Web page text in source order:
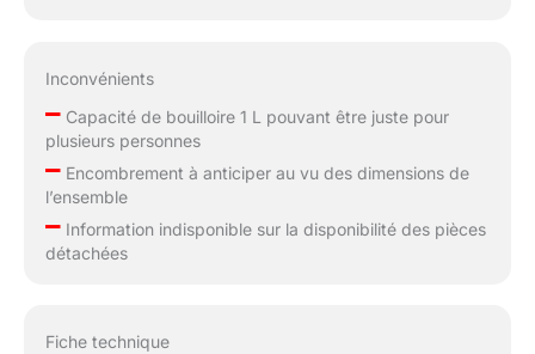
Inconvénients
–Capacité de bouilloire 1 L pouvant être juste pour
plusieurs personnes
–Encombrement à anticiper au vu des dimensions de
l’ensemble
–Information indisponible sur la disponibilité des pièces
détachées
Fiche technique